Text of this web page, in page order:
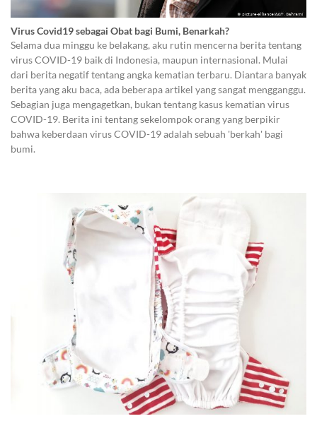
Virus Covid19 sebagai Obat bagi Bumi, Benarkah?
Selama dua minggu ke belakang, aku rutin mencerna berita tentang
virus COVID-19 baik di Indonesia, maupun internasional. Mulai
dari berita negatif tentang angka kematian terbaru. Diantara banyak
berita yang aku baca, ada beberapa artikel yang sangat mengganggu.
Sebagian juga mengagetkan, bukan tentang kasus kematian virus
COVID-19. Berita ini tentang sekelompok orang yang berpikir
bahwa keberdaan virus COVID-19 adalah sebuah 'berkah' bagi
bumi.